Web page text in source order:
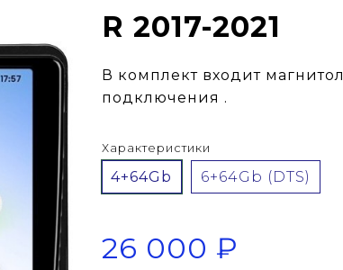
R 2017-2021
В комплект входит
подключения .
Характеристики
4+64Gb 6+64Gb (DTS)
26 000 ₽